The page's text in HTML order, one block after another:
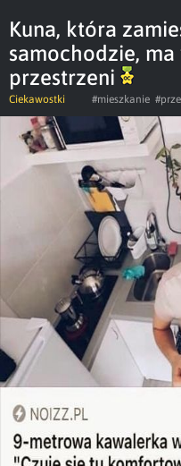
Kuna, która
samochodzie,
przestrzeni
Ciekawostki #mieszkanie